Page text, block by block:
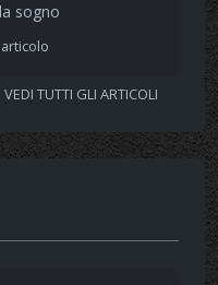
sogno
VEDI TUTTI GLI ARTICOLI